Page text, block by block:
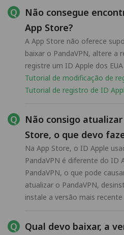
Não consegue
App Store?
A App Store não oferece
baixar o PandaVPN, altere a
registre um ID Apple dos
Tutorial de modificação de
Tutorial de registro de ID
Não consigo
Store, o que devo
Na App Store, o ID Apple
PandaVPN é diferente do ID
PandaVPN, o que pode
atualizar o PandaVPN,
instale a versão mais recente
Qual devo baixar, a